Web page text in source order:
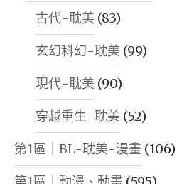
古代-耽美 (83)
玄幻科幻-耽美 (99)
現代-耽美 (90)
穿越重生-耽美 (52)
第1區｜BL-耽美-漫畫 (106)